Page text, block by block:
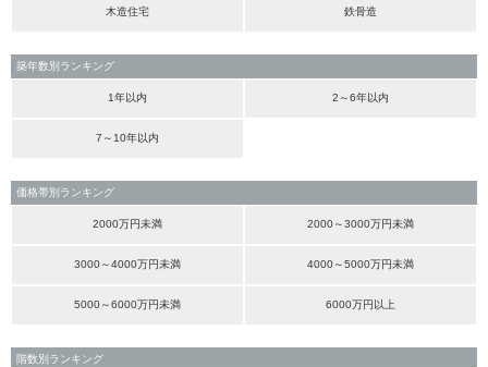
木造住宅 鉄骨造
築年数別ランキング
1年以内 2～6年以内
7～10年以内
価格帯別ランキング
2000万円未満 2000～3000万円未満
3000～4000万円未満 4000～5000万円未満
5000～6000万円未満 6000万円以上
階数別ランキング